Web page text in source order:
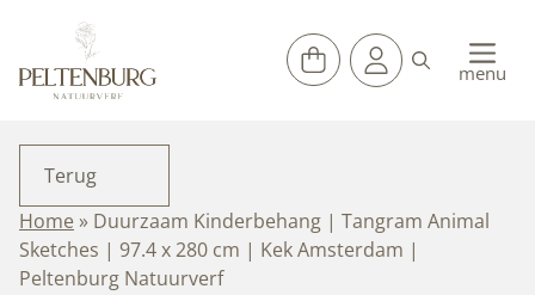
de
inhoud
menu
Terug
Home » Duurzaam Kinderbehang | Tangram Animal
Sketches | 97.4 x 280 cm | Kek Amsterdam |
Peltenburg Natuurverf